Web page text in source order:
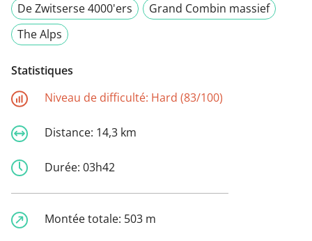
De Zwitserse 4000'ers
Grand Combin massief
The Alps
Statistiques
Niveau de difficulté: Hard (83/100)
Distance: 14,3 km
Durée: 03h42
Montée totale: 503 m